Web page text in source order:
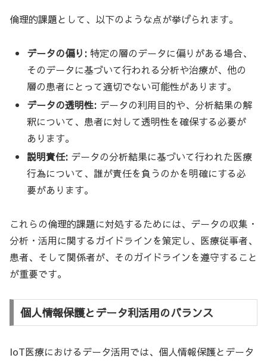
倫理的課題として、以下のような点が挙げられます。
データの偏り: 特定の層のデータに偏りがある場合、
そのデータに基づいて行われる分析や治療が、他の
層の患者にとって適切でない可能性があります。
データの透明性: データの利用目的や、分析結果の解
釈について、患者に対して透明性を確保する必要が
あります。
説明責任: データの分析結果に基づいて行われた医療
行為について、誰が責任を負うのかを明確にする必
要があります。
これらの倫理的課題に対処するためには、データの収集・
分析・活用に関するガイドラインを策定し、医療従事者、
患者、そして関係者が、そのガイドラインを遵守すること
が重要です。
個人情報保護とデータ利活用のバランス
IoT医療におけるデータ活用では、個人情報保護とデータ